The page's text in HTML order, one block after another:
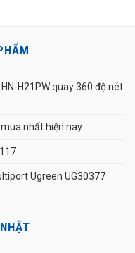
H21PW quay 360 độ nét
nhất hiện nay
Ugreen UG30377